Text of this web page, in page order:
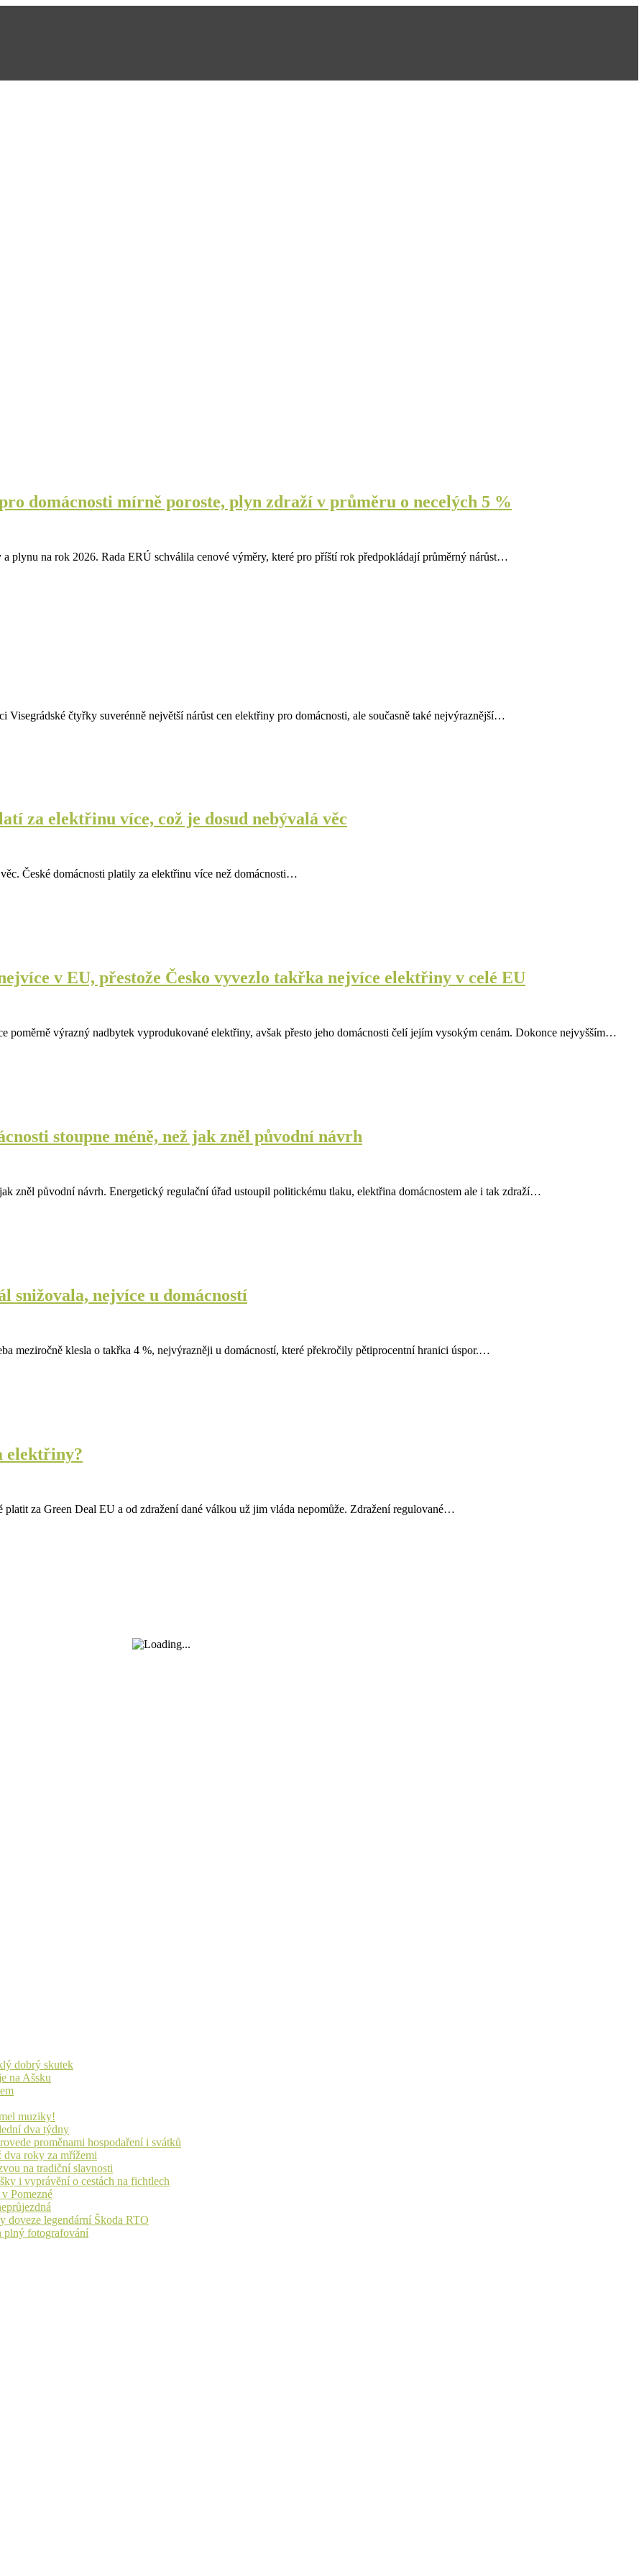
domácnosti mírně poroste, plyn zdraží v průměru o necelých 5 %
plynu na rok 2026. Rada ERÚ schválila cenové výměry, které pro příští rok předpokládají průměrný nárůst…
čtyřky suverénně největší nárůst cen elektřiny pro domácnosti, ale současně také nejvýraznější…
za elektřinu více, což je dosud nebývalá věc
České domácnosti platily za elektřinu více než domácnosti…
v EU, přestože Česko vyvezlo takřka nejvíce elektřiny v celé EU
poměrně výrazný nadbytek vyprodukované elektřiny, avšak přesto jeho domácnosti čelí jejím vysokým cenám. Dokonce nejvyšším…
stoupne méně, než jak zněl původní návrh
zněl původní návrh. Energetický regulační úřad ustoupil politickému tlaku, elektřina domácnostem ale i tak zdraží…
snižovala, nejvíce u domácností
meziročně klesla o takřka 4 %, nejvýrazněji u domácností, které překročily pětiprocentní hranici úspor.…
elektřiny?
za Green Deal EU a od zdražení dané válkou už jim vláda nepomůže. Zdražení regulované…
dobrý skutek
na Ašsku
muziky!
dva týdny
proměnami hospodaření i svátků
roky za mřížemi
na tradiční slavnosti
i vyprávění o cestách na fichtlech
Pomezné
doveze legendární Škoda RTO
plný fotografování